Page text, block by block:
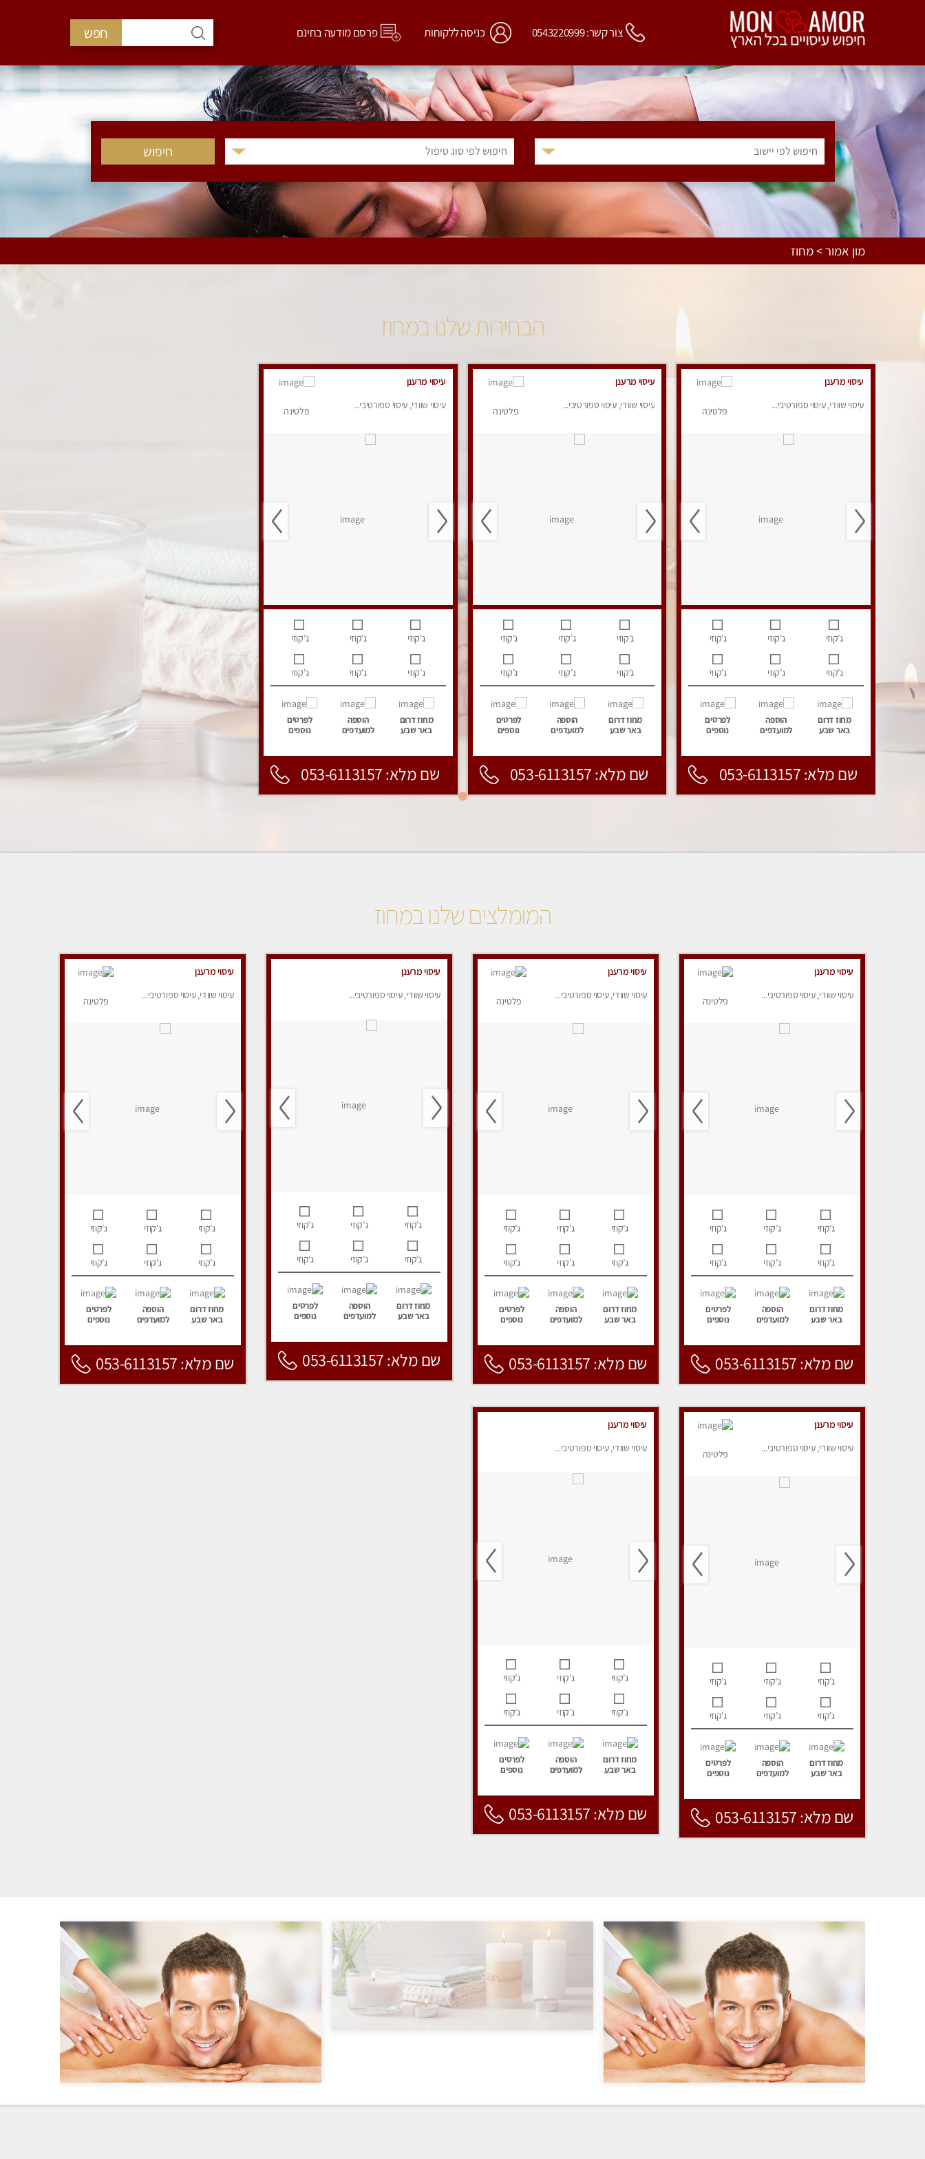
צור קשר: 0543220999 כניסה ללקוחות פרסם מודעה בחינם חפש
חיפוש לפי יישוב חיפוש לפי סוג טיפול
מון אמור > מחוז
הבחירות שלנו במחוז
עיסוי מרענן
עיסוי שוודי, עיסוי ספורטיבי...
פלטינה
ג’קוזי ג’קוזי ג’קוזי
ג’קוזי ג’קוזי ג’קוזי
מחוז דרום
באר שבע
הוספה
למועדפים
לפרטים
נוספים
שם מלא: 053-6113157
עיסוי מרענן
עיסוי שוודי, עיסוי ספורטיבי...
פלטינה
ג’קוזי ג’קוזי ג’קוזי
ג’קוזי ג’קוזי ג’קוזי
מחוז דרום
באר שבע
הוספה
למועדפים
לפרטים
נוספים
שם מלא: 053-6113157
עיסוי מרענן
עיסוי שוודי, עיסוי ספורטיבי...
פלטינה
ג’קוזי ג’קוזי ג’קוזי
ג’קוזי ג’קוזי ג’קוזי
מחוז דרום
באר שבע
הוספה
למועדפים
לפרטים
נוספים
שם מלא: 053-6113157
המומלצים שלנו במחוז
עיסוי מרענן
עיסוי שוודי, עיסוי ספורטיבי...
פלטינה
ג’קוזי ג’קוזי ג’קוזי
ג’קוזי ג’קוזי ג’קוזי
מחוז דרום
באר שבע
הוספה
למועדפים
לפרטים
נוספים
שם מלא: 053-6113157
עיסוי מרענן
עיסוי שוודי, עיסוי ספורטיבי...
פלטינה
ג’קוזי ג’קוזי ג’קוזי
ג’קוזי ג’קוזי ג’קוזי
מחוז דרום
באר שבע
הוספה
למועדפים
לפרטים
נוספים
שם מלא: 053-6113157
עיסוי מרענן
עיסוי שוודי, עיסוי ספורטיבי...
ג’קוזי ג’קוזי ג’קוזי
ג’קוזי ג’קוזי ג’קוזי
מחוז דרום
באר שבע
הוספה
למועדפים
לפרטים
נוספים
שם מלא: 053-6113157
עיסוי מרענן
עיסוי שוודי, עיסוי ספורטיבי...
פלטינה
ג’קוזי ג’קוזי ג’קוזי
ג’קוזי ג’קוזי ג’קוזי
מחוז דרום
באר שבע
הוספה
למועדפים
לפרטים
נוספים
שם מלא: 053-6113157
עיסוי מרענן
עיסוי שוודי, עיסוי ספורטיבי...
פלטינה
ג’קוזי ג’קוזי ג’קוזי
ג’קוזי ג’קוזי ג’קוזי
מחוז דרום
באר שבע
הוספה
למועדפים
לפרטים
נוספים
שם מלא: 053-6113157
עיסוי מרענן
עיסוי שוודי, עיסוי ספורטיבי...
ג’קוזי ג’קוזי ג’קוזי
ג’קוזי ג’קוזי ג’קוזי
מחוז דרום
באר שבע
הוספה
למועדפים
לפרטים
נוספים
שם מלא: 053-6113157